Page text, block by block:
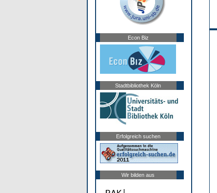
Econ Biz
Stadtbibliothek Köln
Erfolgreich suchen
Wir bilden aus